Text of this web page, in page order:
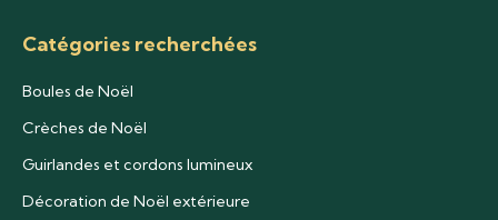
Catégories recherchées
Boules de Noël
Crèches de Noël
Guirlandes et cordons lumineux
Décoration de Noël extérieure